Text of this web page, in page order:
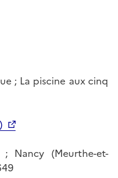
; La piscine aux cinq
; Nancy (Meurthe-et-